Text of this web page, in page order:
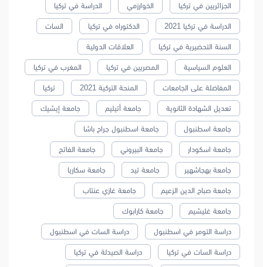
الجزائريين في تركيا الخوارزمي الدراسة في تركيا
الدراسة في تركيا 2021 الدكتوراه في تركيا السات
السنة التحضيرية في تركيا العلاقات الدولية
العلوم السياسية المصريين في تركيا المغرب في تركيا
المفاضلة على الجامعات المنحة التركية 2021 تركيا
تعديل الشهادة الثانوية جامعة أتيليم جامعة إيشيك
جامعة اسطنبول جامعة اسطنبول جراح باشا
جامعة اسكودار جامعة البيروني جامعة الفاتح
جامعة بهجاشهير جامعة تيد جامعة سكاريا
جامعة صباح الدين الزعيم جامعة غازي عنتاب
جامعة غليشيم جامعة كارابوك
دراسة التومر في اسطنبول دراسة السات في اسطنبول
دراسة السات في تركيا دراسة الصيدلة في تركيا